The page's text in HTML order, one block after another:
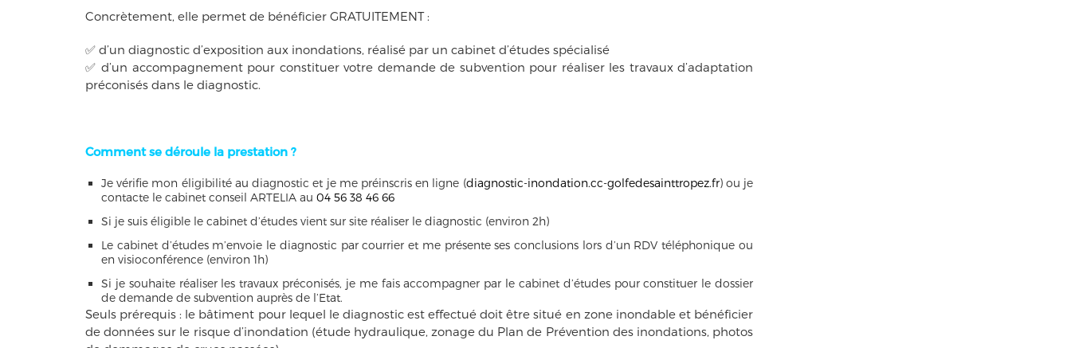
Concrètement, elle permet de bénéficier GRATUITEMENT :
✅ d’un diagnostic d’exposition aux inondations, réalisé par un cabinet d’études spécialisé
✅ d’un accompagnement pour constituer votre demande de subvention pour réaliser les travaux d’adaptation
préconisés dans le diagnostic.
Comment se déroule la prestation ?
Je vérifie mon éligibilité au diagnostic et je me préinscris en ligne (diagnostic-inondation.cc-golfedesainttropez.fr) ou je
contacte le cabinet conseil ARTELIA au 04 56 38 46 66
Si je suis éligible le cabinet d’études vient sur site réaliser le diagnostic (environ 2h)
Le cabinet d’études m’envoie le diagnostic par courrier et me présente ses conclusions lors d’un RDV téléphonique ou
en visioconférence (environ 1h)
Si je souhaite réaliser les travaux préconisés, je me fais accompagner par le cabinet d’études pour constituer le dossier
de demande de subvention auprès de l’Etat.
Seuls prérequis : le bâtiment pour lequel le diagnostic est effectué doit être situé en zone inondable et bénéficier
de données sur le risque d’inondation (étude hydraulique, zonage du Plan de Prévention des inondations, photos